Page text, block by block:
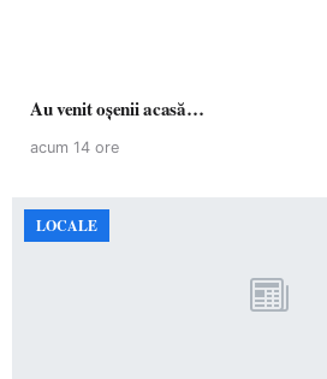
Au venit oșenii acasă…
acum 14 ore
LOCALE